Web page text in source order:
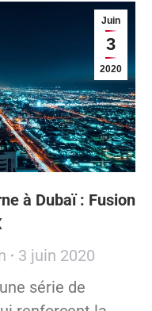
Juin
3
2020
à Dubaï : Fusion
3 juin 2020
série de